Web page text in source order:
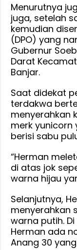
Menurutnya
juga, setelah
kemudian
(DPO) yang
Gubernur
Darat
Banjar.
Saat didekat
terdakwa
menyerahkan
merk yunicorn
berisi sabu
“Herman
di atas jok
warna hijau
Selanjutnya,
menyerahkan
warna putih.
Herman ada
Anang 30